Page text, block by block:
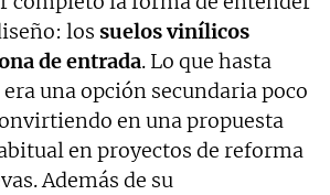
los suelos vinílicos
de entrada. Lo que hasta
una opción secundaria poco
en una propuesta
en proyectos de reforma
Además de su